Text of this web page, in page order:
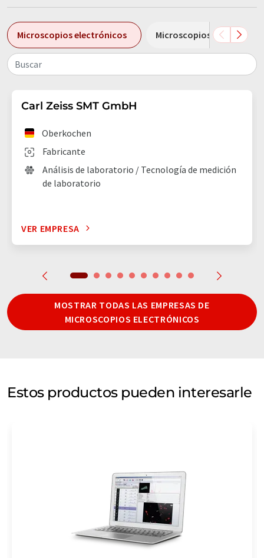
Microscopios electrónicos Microscopios
Buscar
Carl Zeiss SMT GmbH
Fabricante
Oberkochen
Análisis de laboratorio / Tecnología de medición
de laboratorio
VER EMPRESA
MOSTRAR TODAS LAS EMPRESAS DE
MICROSCOPIOS ELECTRÓNICOS
Estos productos pueden interesarle